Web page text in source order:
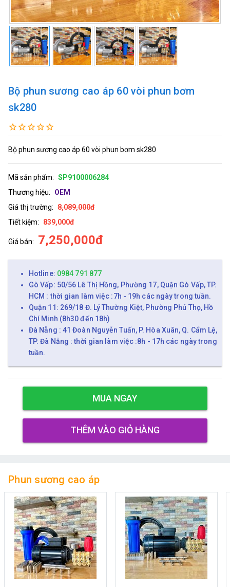
Bộ phun sương cao áp 60 vòi phun bơm
sk280
Bộ phun sương cao áp 60 vòi phun bơm sk280
Mã sản phẩm: SP9100006284
Thương hiệu:
OEM
Giá thị trường: 8,089,000đ
Tiết kiệm:
839,000đ
Giá bán: 7,250,000đ
Hotline: 0984 791 877
Gò Vấp: 50/56 Lê Thị Hồng, Phường 17, Quận Gò Vấp, TP.
HCM : thời gian làm việc :7h - 19h các ngày trong tuần.
Quận 11: 269/18 Đ. Lý Thường Kiệt, Phường Phú Thọ, Hồ
Chí Minh (8h30 đến 18h)
Đà Nẵng : 41 Đoàn Nguyễn Tuấn, P. Hòa Xuân, Q. Cẩm Lệ,
TP. Đà Nẵng : thời gian làm việc :8h - 17h các ngày trong
tuần.
MUA NGAY
THÊM VÀO GIỎ HÀNG
Phun sương cao áp